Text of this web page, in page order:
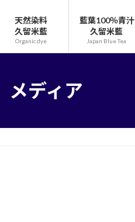
天然染料
久留米藍
Organic dye
藍葉100％青汁
久留米藍
Japan Blue Tea
メディア